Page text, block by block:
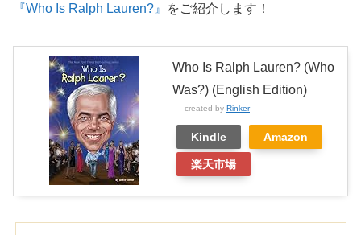
『Who Is Ralph Lauren?』 をご紹介します！
Who Is Ralph Lauren? (Who
Was?) (English Edition)
created by Rinker
Kindle Amazon
楽天市場